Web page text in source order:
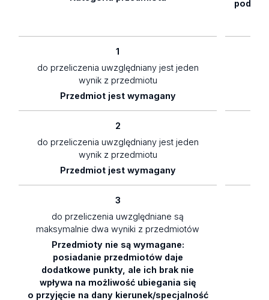
1
do przeliczenia uwzględniany jest jeden
wynik z przedmiotu
Przedmiot jest wymagany
2
do przeliczenia uwzględniany jest jeden
wynik z przedmiotu
Przedmiot jest wymagany
3
do przeliczenia uwzględniane są
maksymalnie dwa wyniki z przedmiotów
Przedmioty nie są wymagane:
posiadanie przedmiotów daje
dodatkowe punkty, ale ich brak nie
wpływa na możliwość ubiegania się
o przyjęcie na dany kierunek/specjalność